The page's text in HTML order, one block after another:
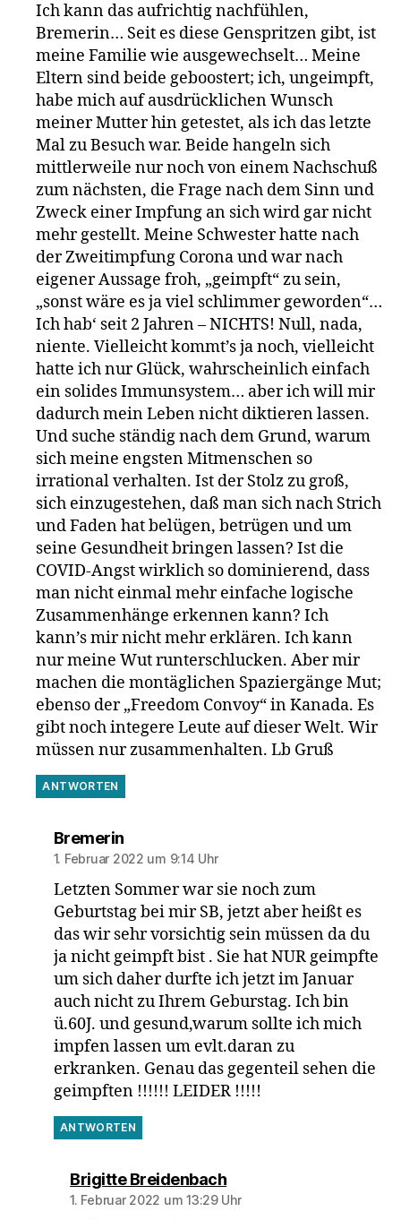
Ich kann das aufrichtig nachfühlen,
Bremerin… Seit es diese Genspritzen gibt, ist
meine Familie wie ausgewechselt… Meine
Eltern sind beide geboostert; ich, ungeimpft,
habe mich auf ausdrücklichen Wunsch
meiner Mutter hin getestet, als ich das letzte
Mal zu Besuch war. Beide hangeln sich
mittlerweile nur noch von einem Nachschuß
zum nächsten, die Frage nach dem Sinn und
Zweck einer Impfung an sich wird gar nicht
mehr gestellt. Meine Schwester hatte nach
der Zweitimpfung Corona und war nach
eigener Aussage froh, „geimpft“ zu sein,
„sonst wäre es ja viel schlimmer geworden“…
Ich hab‘ seit 2 Jahren – NICHTS! Null, nada,
niente. Vielleicht kommt’s ja noch, vielleicht
hatte ich nur Glück, wahrscheinlich einfach
ein solides Immunsystem… aber ich will mir
dadurch mein Leben nicht diktieren lassen.
Und suche ständig nach dem Grund, warum
sich meine engsten Mitmenschen so
irrational verhalten. Ist der Stolz zu groß,
sich einzugestehen, daß man sich nach Strich
und Faden hat belügen, betrügen und um
seine Gesundheit bringen lassen? Ist die
COVID-Angst wirklich so dominierend, dass
man nicht einmal mehr einfache logische
Zusammenhänge erkennen kann? Ich
kann’s mir nicht mehr erklären. Ich kann
nur meine Wut runterschlucken. Aber mir
machen die montäglichen Spaziergänge Mut;
ebenso der „Freedom Convoy“ in Kanada. Es
gibt noch integere Leute auf dieser Welt. Wir
müssen nur zusammenhalten. Lb Gruß
ANTWORTEN
Bremerinsagt:
1. Februar 2022 um 9:14 Uhr
Letzten Sommer war sie noch zum
Geburtstag bei mir SB, jetzt aber heißt es
das wir sehr vorsichtig sein müssen da du
ja nicht geimpft bist . Sie hat NUR geimpfte
um sich daher durfte ich jetzt im Januar
auch nicht zu Ihrem Geburstag. Ich bin
ü.60J. und gesund,warum sollte ich mich
impfen lassen um evlt.daran zu
erkranken. Genau das gegenteil sehen die
geimpften !!!!!! LEIDER !!!!!
ANTWORTEN
Brigitte Breidenbachsagt:
1. Februar 2022 um 13:29 Uhr